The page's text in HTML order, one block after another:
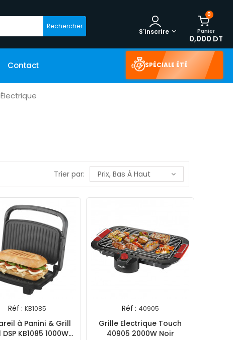
Rechercher
0
Panier
0,000 DT
S'inscrire
Contact SPÉCIALE ÉTÉ
Trier par: Prix, Bas À Haut
Réf : KB1085
à Panini & Grill
DSP KB1085 1000W
Réf : 40905
Grille Electrique Touch
40905 2000W Noir